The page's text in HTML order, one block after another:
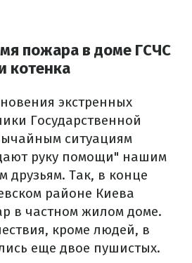
пожара в доме ГСЧС
котенка
экстренных
Государственной
ситуациям
руку помощи" нашим
друзьям. Так, в конце
районе Киева
в частном жилом доме.
кроме людей, в
еще двое пушистых.